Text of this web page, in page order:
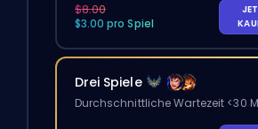
$8.00
$3.00 pro Spiel
Drei Spiele
Durchschnittliche Wartezeit <30